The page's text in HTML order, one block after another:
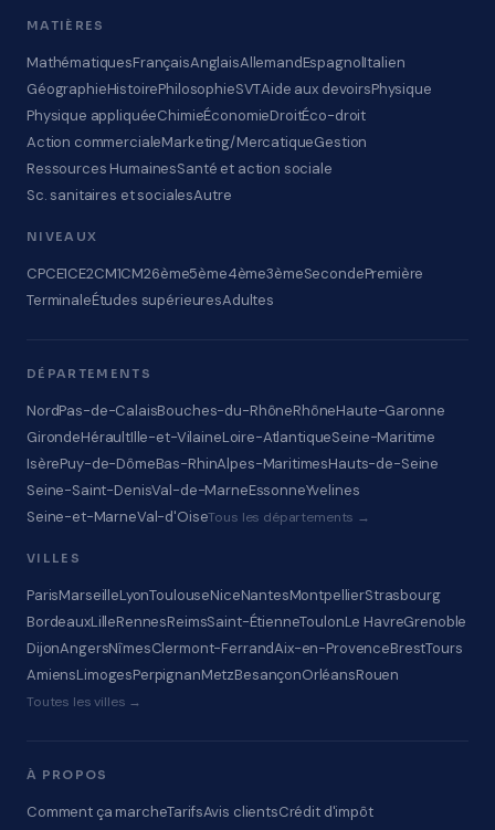
MATIÈRES
MathématiquesFrançaisAnglaisAllemandEspagnolItalien
GéographieHistoirePhilosophieSVTAide aux devoirsPhysique
Physique appliquéeChimieÉconomieDroitÉco-droit
Action commercialeMarketing/MercatiqueGestion
Ressources HumainesSanté et action sociale
Sc. sanitaires et socialesAutre
NIVEAUX
CPCE1CE2CM1CM26ème5ème4ème3èmeSecondePremière
TerminaleÉtudes supérieuresAdultes
DÉPARTEMENTS
NordPas-de-CalaisBouches-du-RhôneRhôneHaute-Garonne
GirondeHéraultIlle-et-VilaineLoire-AtlantiqueSeine-Maritime
IsèrePuy-de-DômeBas-RhinAlpes-MaritimesHauts-de-Seine
Seine-Saint-DenisVal-de-MarneEssonneYvelines
Seine-et-MarneVal-d'OiseTous les départements →
VILLES
ParisMarseilleLyonToulouseNiceNantesMontpellierStrasbourg
BordeauxLilleRennesReimsSaint-ÉtienneToulonLe HavreGrenoble
DijonAngersNîmesClermont-FerrandAix-en-ProvenceBrestTours
AmiensLimogesPerpignanMetzBesançonOrléansRouen
Toutes les villes →
À PROPOS
Comment ça marcheTarifsAvis clientsCrédit d'impôt